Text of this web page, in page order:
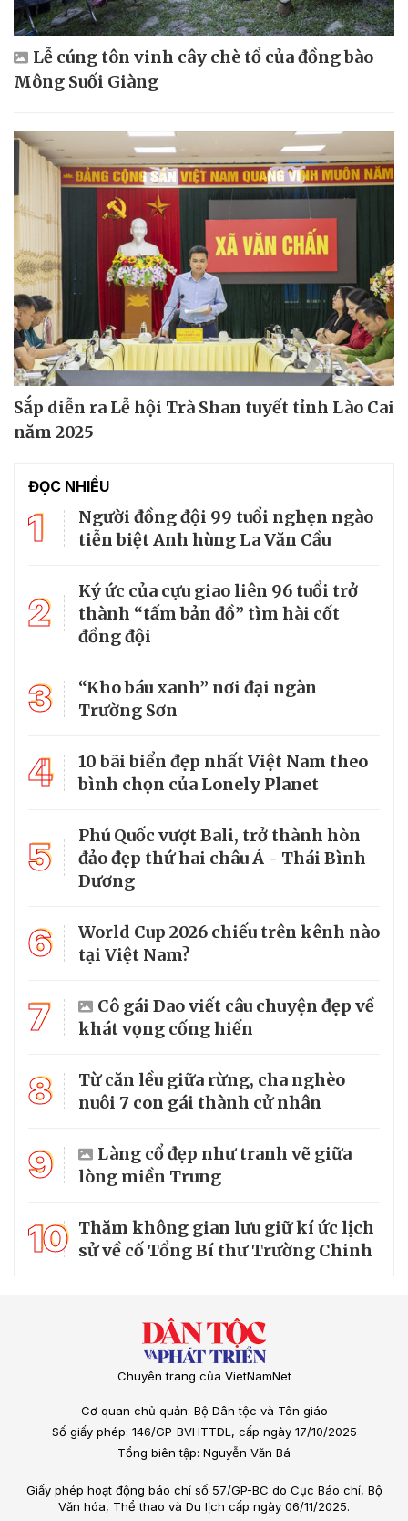
Lễ cúng tôn vinh cây chè tổ của đồng bào
Mông Suối Giàng
Sắp diễn ra Lễ hội Trà Shan tuyết tỉnh Lào Cai
năm 2025
ĐỌC NHIỀU
1
Người đồng đội 99 tuổi nghẹn ngào
tiễn biệt Anh hùng La Văn Cầu
2
Ký ức của cựu giao liên 96 tuổi trở
thành “tấm bản đồ” tìm hài cốt
đồng đội
3
“Kho báu xanh” nơi đại ngàn
Trường Sơn
4
10 bãi biển đẹp nhất Việt Nam theo
bình chọn của Lonely Planet
5
Phú Quốc vượt Bali, trở thành hòn
đảo đẹp thứ hai châu Á - Thái Bình
Dương
6
World Cup 2026 chiếu trên kênh nào
tại Việt Nam?
7
Cô gái Dao viết câu chuyện đẹp về
khát vọng cống hiến
8
Từ căn lều giữa rừng, cha nghèo
nuôi 7 con gái thành cử nhân
9
Làng cổ đẹp như tranh vẽ giữa
lòng miền Trung
10 Thăm không gian lưu giữ kí ức lịch
sử về cố Tổng Bí thư Trường Chinh
Chuyên trang của VietNamNet
Cơ quan chủ quản: Bộ Dân tộc và Tôn giáo
Số giấy phép: 146/GP-BVHTTDL, cấp ngày 17/10/2025
Tổng biên tập: Nguyễn Văn Bá
Giấy phép hoạt động báo chí số 57/GP-BC do Cục Báo chí, Bộ
Văn hóa, Thể thao và Du lịch cấp ngày 06/11/2025.